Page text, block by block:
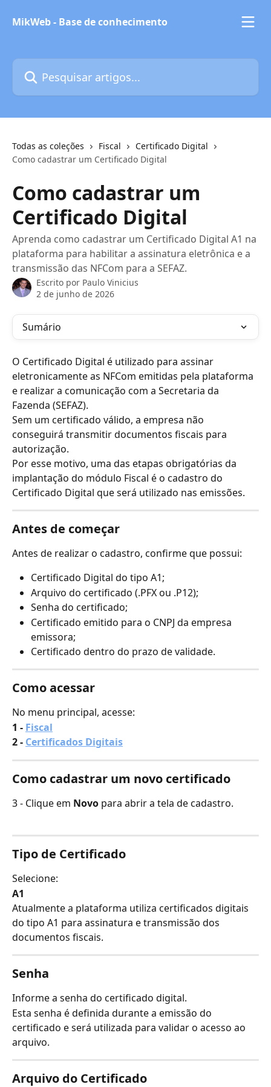
MikWeb - Base de conhecimento
Pesquisar artigos...
Todas as coleções Fiscal
Certificado Digital
Como cadastrar um Certificado Digital
Como cadastrar um
Certificado Digital
Aprenda como cadastrar um Certificado Digital A1 na
plataforma para habilitar a assinatura eletrônica e a
transmissão das NFCom para a SEFAZ.
Escrito por Paulo Vinicius
2 de junho de 2026
Sumário
O Certificado Digital é utilizado para assinar
eletronicamente as NFCom emitidas pela plataforma
e realizar a comunicação com a Secretaria da
Fazenda (SEFAZ).
Sem um certificado válido, a empresa não
conseguirá transmitir documentos fiscais para
autorização.
Por esse motivo, uma das etapas obrigatórias da
implantação do módulo Fiscal é o cadastro do
Certificado Digital que será utilizado nas emissões.
Antes de começar
Antes de realizar o cadastro, confirme que possui:
Certificado Digital do tipo A1;
Arquivo do certificado (.PFX ou .P12);
Senha do certificado;
Certificado emitido para o CNPJ da empresa
emissora;
Certificado dentro do prazo de validade.
Como acessar
No menu principal, acesse:
1 - Fiscal
2 - Certificados Digitais
Como cadastrar um novo certificado
3 - Clique em Novo para abrir a tela de cadastro.
Tipo de Certificado
Selecione:
A1
Atualmente a plataforma utiliza certificados digitais
do tipo A1 para assinatura e transmissão dos
documentos fiscais.
Senha
Informe a senha do certificado digital.
Esta senha é definida durante a emissão do
certificado e será utilizada para validar o acesso ao
arquivo.
Arquivo do Certificado